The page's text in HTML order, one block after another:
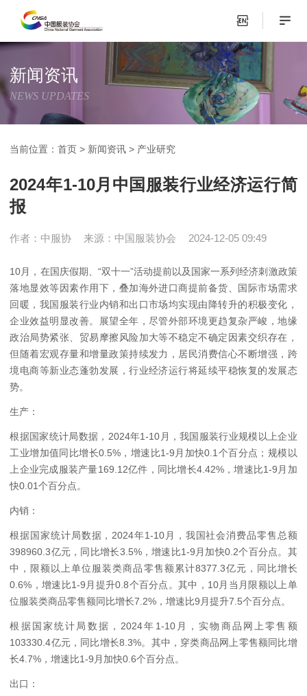
新闻资讯
NEWS UPDATES
当前位置：首页 > 新闻资讯 > 产业研究
2024年1-10月中国服装行业经济运行简
报
作者：中服协 来源：中国服装协会 2024-12-05 09:49
10月，在国庆假期、“双十一”活动提前以及国家一系列经济刺激政策
落地显效等因素作用下，叠加海外进口商提前备货、国际市场需求
回暖，我国服装行业内销和出口市场均实现由降转升的积极变化，
企业效益明显改善。展望全年，尽管外部环境更趋复杂严峻，地缘
政治局势紧张、贸易摩擦风险加大等不稳定不确定因素交织存在，
但随着宏观存量和增量政策持续发力，居民消费信心不断增强，跨
境电商等新业态蓬勃发展，行业经济运行将延续平稳恢复的发展态
势。
生产：
根据国家统计局数据，2024年1-10月，我国服装行业规模以上企业
工业增加值同比增长0.5%，增速比1-9月加快0.1个百分点；规模以
上企业完成服装产量169.12亿件，同比增长4.42%，增速比1-9月加
快0.01个百分点。
内销：
根据国家统计局数据，2024年1-10月，我国社会消费品零售总额
398960.3亿元，同比增长3.5%，增速比1-9月加快0.2个百分点。其
中，限额以上单位服装类商品零售额累计8377.3亿元，同比增长
0.6%，增速比1-9月提升0.8个百分点。其中，10月当月限额以上单
位服装类商品零售额同比增长7.2%，增速比9月提升7.5个百分点。
根据国家统计局数据，2024年1-10月，实物商品网上零售额
103330.4亿元，同比增长8.3%。其中，穿类商品网上零售额同比增
长4.7%，增速比1-9月加快0.6个百分点。
出口：